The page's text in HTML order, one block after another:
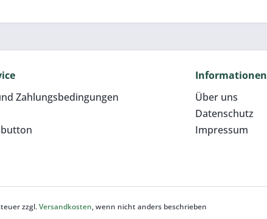
Zahlungsbedingungen
Informationen
Über uns
Datenschutz
Impressum
zzgl.Versandkosten, wenn nicht anders beschrieben